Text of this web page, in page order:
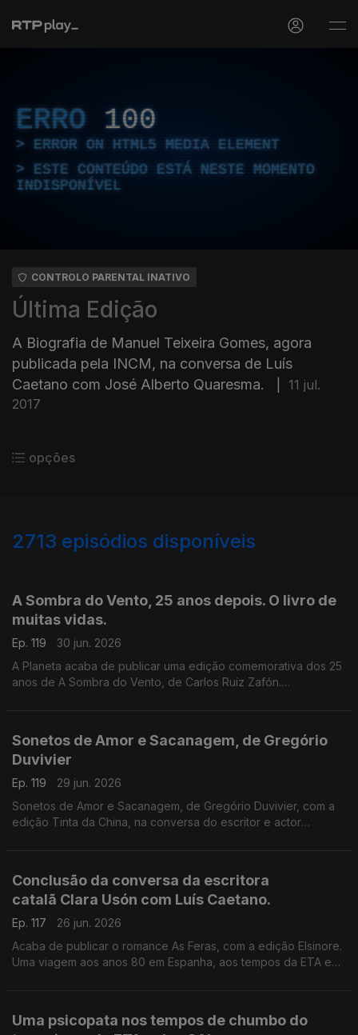
ERRO 100
ERROR ON HTML5 MEDIA ELEMENT
ESTE CONTEÚDO ESTÁ NESTE MOMENTO
INDISPONÍVEL
CONTROLO PARENTAL INATIVO
Última Edição
A Biografia de Manuel Teixeira Gomes, agora
publicada pela INCM, na conversa de Luís
Caetano com José Alberto Quaresma.
11 jul.
2017
opções
2713 episódios disponíveis
A Sombra do Vento, 25 anos depois. O livro de
muitas vidas.
Ep. 119
30 jun. 2026
A Planeta acaba de publicar uma edição comemorativa dos 25
anos de A Sombra do Vento, de Carlos Ruiz Zafón.
Livros Esquecidos, no Salão Nobre da Biblioteca da Academia
das Ciências, em Lisboa.
Sonetos de Amor e Sacanagem, de Gregório
Duvivier
Ep. 119
29 jun. 2026
Sonetos de Amor e Sacanagem, de Gregório Duvivier, com a
edição Tinta da China, na conversa do escritor e actor
Conclusão da conversa da escritora
catalã Clara Usón com Luís Caetano.
Ep. 117
26 jun. 2026
Acaba de publicar o romance As Feras, com a edição Elsinore.
Uma viagem aos anos 80 em Espanha, aos tempos da ETA e
Uma psicopata nos tempos de chumbo do